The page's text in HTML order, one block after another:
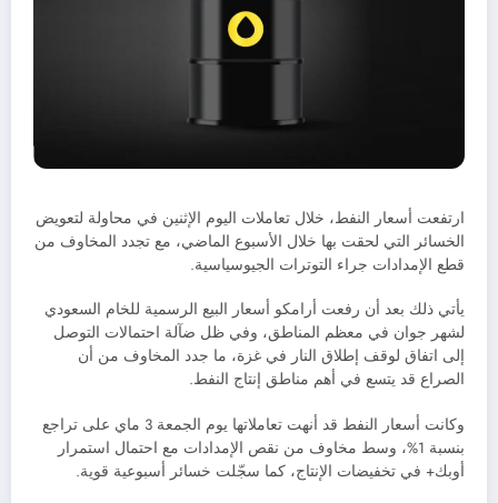
ارتفعت أسعار النفط، خلال تعاملات اليوم الإثنين في محاولة لتعويض
الخسائر التي لحقت بها خلال الأسبوع الماضي، مع تجدد المخاوف من
قطع الإمدادات جراء التوترات الجيوسياسية.
يأتي ذلك بعد أن رفعت أرامكو أسعار البيع الرسمية للخام السعودي
لشهر جوان في معظم المناطق، وفي ظل ضآلة احتمالات التوصل
إلى اتفاق لوقف إطلاق النار في غزة، ما جدد المخاوف من أن
الصراع قد يتسع في أهم مناطق إنتاج النفط.
وكانت أسعار النفط قد أنهت تعاملاتها يوم الجمعة 3 ماي على تراجع
بنسبة 1%، وسط مخاوف من نقص الإمدادات مع احتمال استمرار
أوبك+ في تخفيضات الإنتاج، كما سجّلت خسائر أسبوعية قوية.